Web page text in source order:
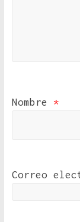
Nombre *
Correo